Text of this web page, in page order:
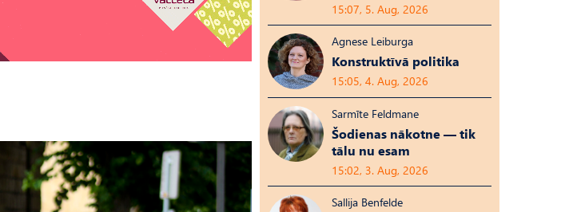
15:07, 5. Aug, 2026
Agnese Leiburga
Konstruktīvā politika
15:05, 4. Aug, 2026
Sarmīte Feldmane
Šodienas nākotne — tik
tālu nu esam
15:02, 3. Aug, 2026
Sallija Benfelde